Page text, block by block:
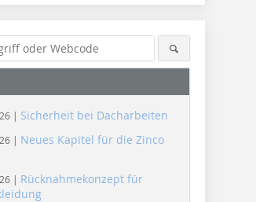
| Sicherheit bei Dacharbeiten
| Neues Kapitel für die Zinco
| Rücknahmekonzept für